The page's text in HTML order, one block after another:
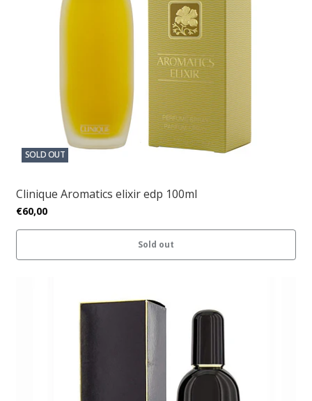
SOLD OUT
Clinique Aromatics elixir edp 100ml
€60,00
Sold out